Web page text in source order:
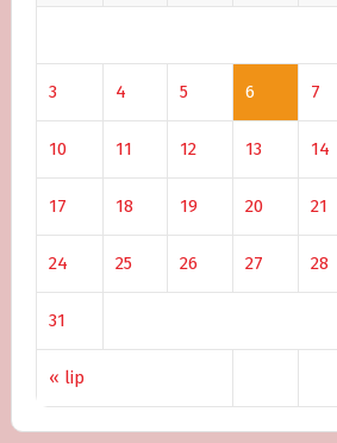
« lip
3 4 5 6 7
10 11 12 13 14
17 18 19 20 21
24 25 26 27 28
31